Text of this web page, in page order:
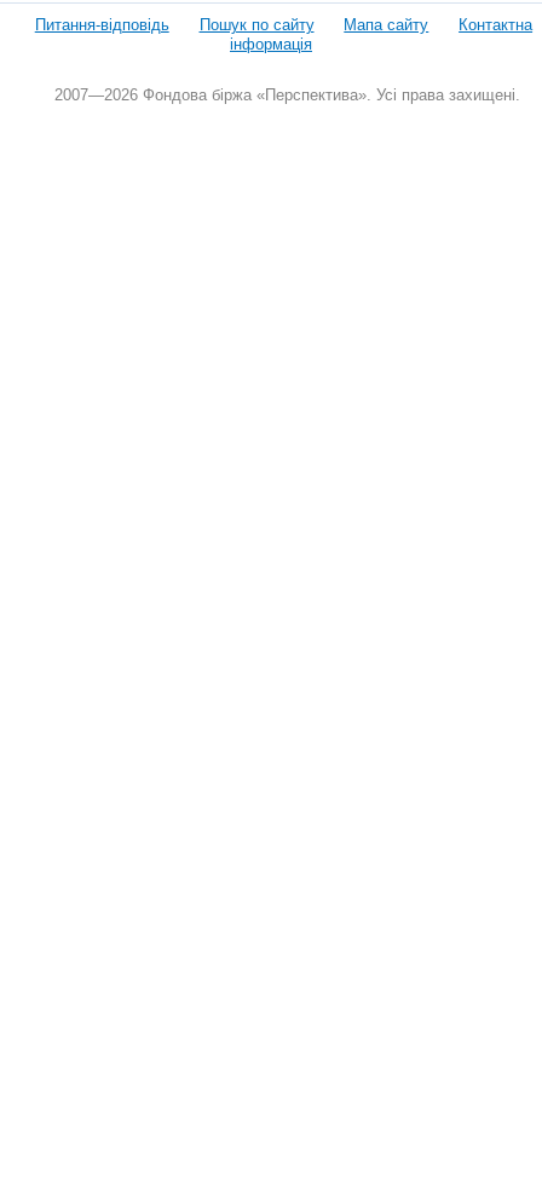
Питання-відповідь Пошук по сайту Мапа сайту
Контактна
інформація
2007—2026 Фондова біржа «Перспектива». Усі права захищені.